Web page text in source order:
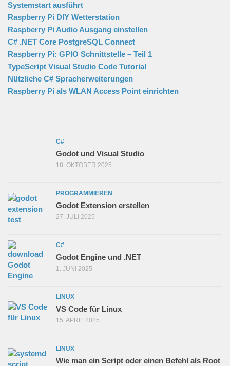
Systemstart ausführt
Raspberry Pi DIY Wetterstation
Raspberry Pi Audio Ausgang einstellen
C# .NET Core PostgreSQL Connect
Raspberry Pi: GPIO Schnittstelle – Teil 1
TypeScript Visual Studio Code Tutorial
Nützliche C# Spracherweiterungen
Raspberry Pi als WLAN Access Point einrichten
C#
Godot und Visual Studio
18. OKTOBER 2025
PROGRAMMIEREN
Godot Extension erstellen
27. JULI 2025
C#
Godot Engine und .NET
1. JUNI 2025
LINUX
VS Code für Linux
15. APRIL 2025
LINUX
Wie man ein Script oder einen Befehl als Root